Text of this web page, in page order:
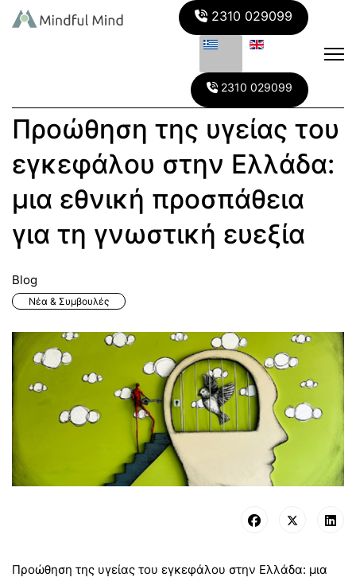
2310 029099
2310 029099
Προώθηση της υγείας του
εγκεφάλου στην Ελλάδα:
μια εθνική προσπάθεια
για τη γνωστική ευεξία
Blog
Νέα & Συμβουλές
Προώθηση της υγείας του εγκεφάλου στην Ελλάδα: μια